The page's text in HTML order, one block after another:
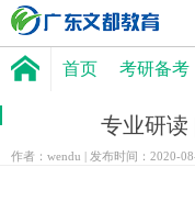
首页 考研备考
专业研读
作者：wendu | 发布时间：2020-